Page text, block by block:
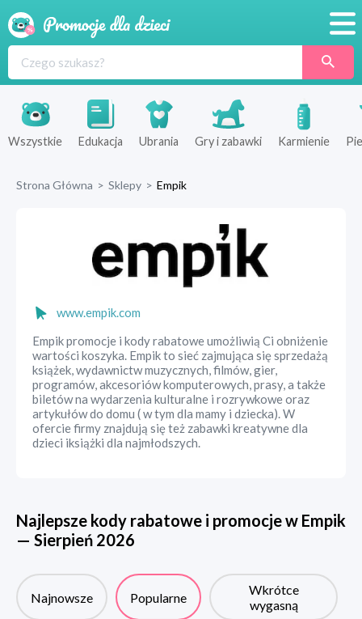
Produkty
Sklepy
Wszystkie Edukacja Ubrania Gry i zabawki Karmienie
Strona Główna > Sklepy > Empik
www.empik.com
Empik promocje i kody rabatowe umożliwią Ci obniżenie
wartości koszyka. Empik to sieć zajmująca się sprzedażą
książek, wydawnictw muzycznych, filmów, gier,
programów, akcesoriów komputerowych, prasy, a także
biletów na wydarzenia kulturalne i rozrywkowe oraz
artykułów do domu ( w tym dla mamy i dziecka). W
ofercie firmy znajdują się też zabawki kreatywne dla
dzieci iksiążki dla najmłodszych.
Najlepsze kody rabatowe i promocje w Empik
— Sierpień 2026
Najnowsze Popularne
Wkrótce
wygasną